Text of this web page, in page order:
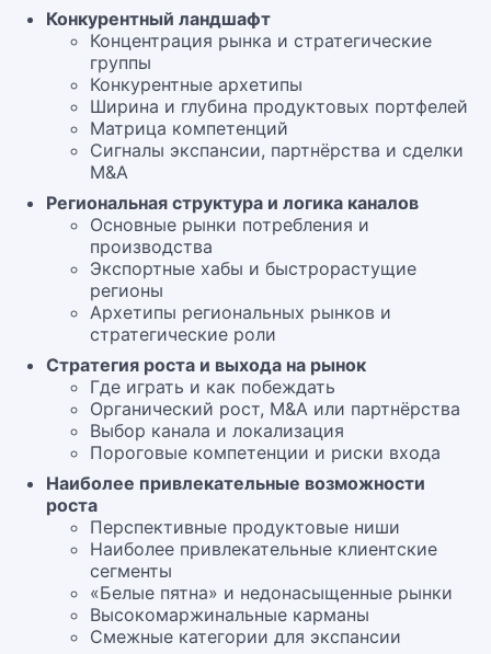
Конкурентный ландшафт
Концентрация рынка и стратегические
группы
Конкурентные архетипы
Ширина и глубина продуктовых портфелей
Матрица компетенций
Сигналы экспансии, партнёрства и сделки
M&A
Региональная структура и логика каналов
Основные рынки потребления и
производства
Экспортные хабы и быстрорастущие
регионы
Архетипы региональных рынков и
стратегические роли
Стратегия роста и выхода на рынок
Где играть и как побеждать
Органический рост, M&A или партнёрства
Выбор канала и локализация
Пороговые компетенции и риски входа
Наиболее привлекательные возможности
роста
Перспективные продуктовые ниши
Наиболее привлекательные клиентские
сегменты
«Белые пятна» и недонасыщенные рынки
Высокомаржинальные карманы
Смежные категории для экспансии